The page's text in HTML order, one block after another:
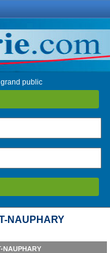
public
NAUPHARY
NAUPHARY